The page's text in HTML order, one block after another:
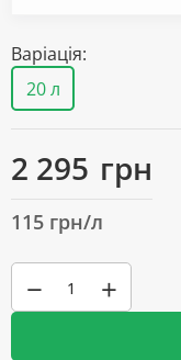
Варіація:
20 л
2 295 грн
115 грн/л
− +